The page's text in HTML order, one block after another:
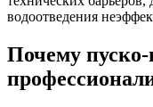
водоотведения
Почему